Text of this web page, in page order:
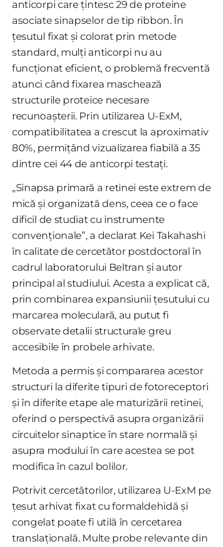
anticorpi care țintesc 29 de proteine
asociate sinapselor de tip ribbon. În
țesutul fixat și colorat prin metode
standard, mulți anticorpi nu au
funcționat eficient, o problemă frecventă
atunci când fixarea maschează
structurile proteice necesare
recunoașterii. Prin utilizarea U-ExM,
compatibilitatea a crescut la aproximativ
80%, permițând vizualizarea fiabilă a 35
dintre cei 44 de anticorpi testați.
„Sinapsa primară a retinei este extrem de
mică și organizată dens, ceea ce o face
dificil de studiat cu instrumente
convenționale”, a declarat Kei Takahashi
în calitate de cercetător postdoctoral în
cadrul laboratorului Beltran și autor
principal al studiului. Acesta a explicat că,
prin combinarea expansiunii țesutului cu
marcarea moleculară, au putut fi
observate detalii structurale greu
accesibile în probele arhivate.
Metoda a permis și compararea acestor
structuri la diferite tipuri de fotoreceptori
și în diferite etape ale maturizării retinei,
oferind o perspectivă asupra organizării
circuitelor sinaptice în stare normală și
asupra modului în care acestea se pot
modifica în cazul bolilor.
Potrivit cercetătorilor, utilizarea U-ExM pe
țesut arhivat fixat cu formaldehidă și
congelat poate fi utilă în cercetarea
translațională. Multe probe relevante din